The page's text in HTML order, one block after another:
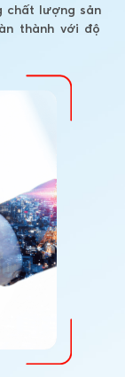
chất lượng sản
thành với độ